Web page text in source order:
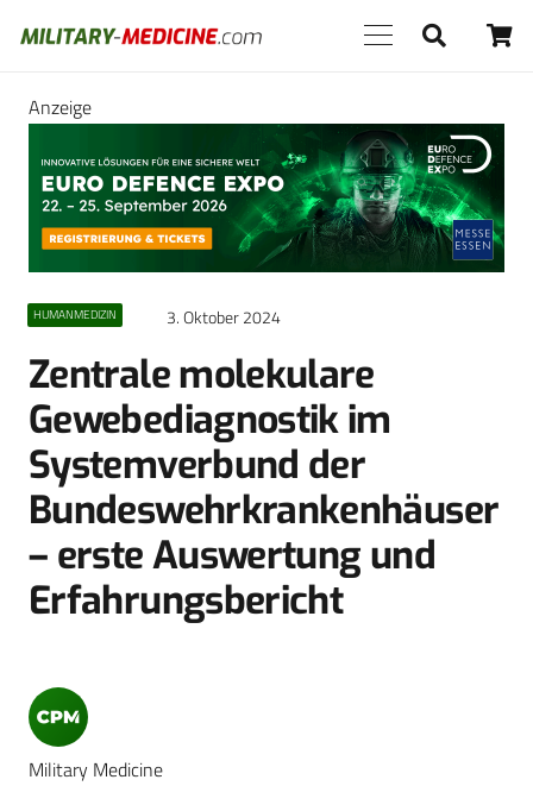
Anzeige
HUMANMEDIZIN 3. Oktober 2024
Zentrale molekulare
Gewebediagnostik im
Systemverbund der
Bundeswehrkrankenhäuser
– erste Auswertung und
Erfahrungsbericht
Military Medicine